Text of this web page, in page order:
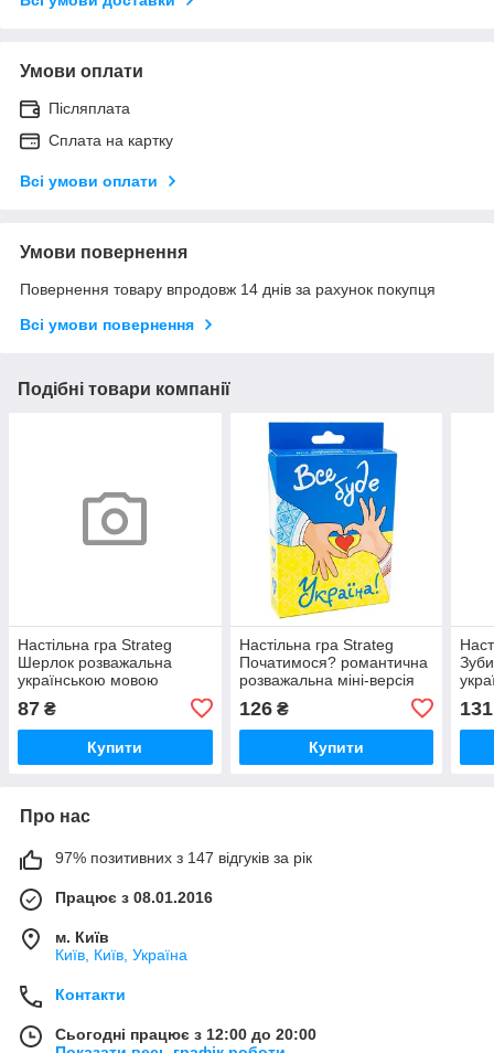
Умови оплати
Післяплата
Сплата на картку
Всі умови оплати
Умови повернення
Повернення товару впродовж 14 днів за рахунок покупця
Всі умови повернення
Подібні товари компанії
Настільна гра Strateg
Шерлок розважальна
українською мовою
87 ₴
Купити
Настільна гра Strateg
Початимося? романтична
розважальна міні-версія
(30334), шт
126₴
Купити
131
Про нас
97% позитивних з 147 відгуків за рік
Працює з 08.01.2016
м. Київ
Київ, Київ, Україна
Контакти
Сьогодні працює з 12:00 до 20:00